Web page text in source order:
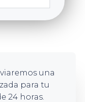
una
para tu
24 horas.